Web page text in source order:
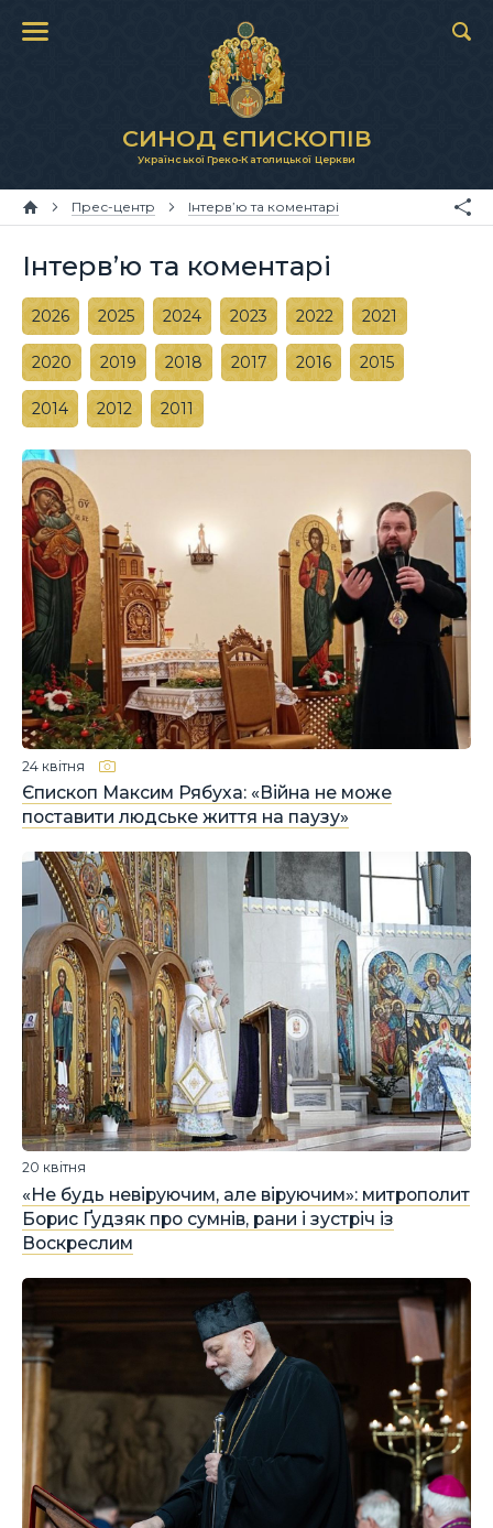
СИНОД ЄПИСКОПІВ
Української Греко-Католицької Церкви
Прес-центр Інтерв’ю та коментарі
Інтерв’ю та коментарі
2026 2025 2024 2023 2022 2021
2020 2019 2018 2017 2016 2015
2014 2012 2011
Єпископ Максим Рябуха: «Війна не може
поставити людське життя на паузу»
24 квітня
«Не будь невіруючим, але віруючим»: митрополит
Борис Ґудзяк про сумнів, рани і зустріч із
Воскреслим
20 квітня